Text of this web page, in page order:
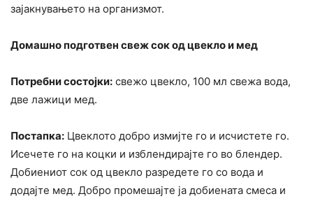
зајакнувањето на организмот.
Домашно подготвен свеж сок од цвекло и мед
Потребни состојки: свежо цвекло, 100 мл свежа вода,
две лажици мед.
Постапка: Цвеклото добро измијте го и исчистете го.
Исечете го на коцки и изблендирајте го во блендер.
Добиениот сок од цвекло разредете го со вода и
додајте мед. Добро промешајте ја добиената смеса и